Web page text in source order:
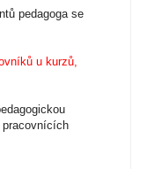
pedagoga se
u kurzů
pracovnících